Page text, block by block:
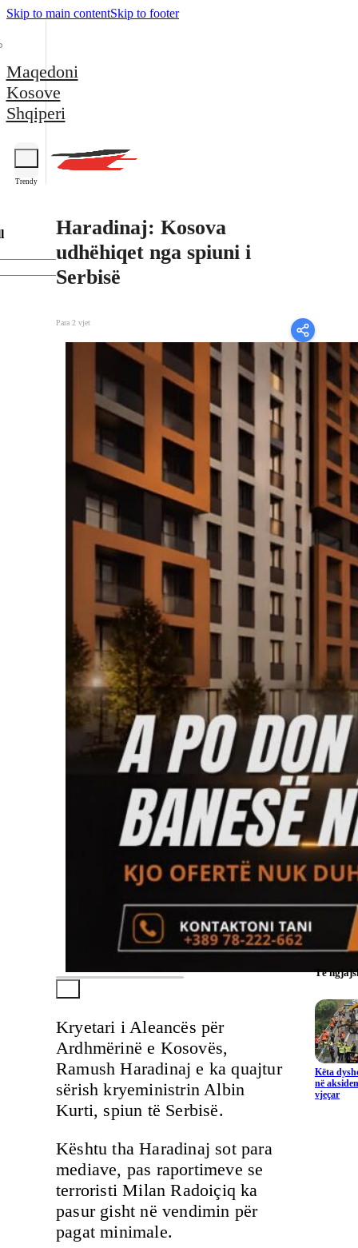
Skip to main contentSkip to footer
Maqedoni
Kosove
Shqiperi
Trendy
Haradinaj: Kosova
udhëhiqet nga spiuni i
Serbisë
Para 2 vjet
Kryetari i Aleancës për
Ardhmërinë e Kosovës,
Ramush Haradinaj e ka quajtur
sërish kryeministrin Albin
Kurti, spiun të Serbisë.
Kështu tha Haradinaj sot para
mediave, pas raportimeve se
terroristi Milan Radoiçiq ka
pasur gisht në vendimin për
pagat minimale.
Të
Këta
në
vjeçar